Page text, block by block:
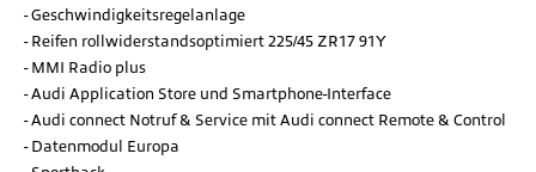
Geschwindigkeitsregelanlage
Reifen rollwiderstandsoptimiert 225/45 ZR17 91Y
MMI Radio plus
Audi Application Store und Smartphone-Interface
Audi connect Notruf & Service mit Audi connect Remote & Control
Datenmodul Europa